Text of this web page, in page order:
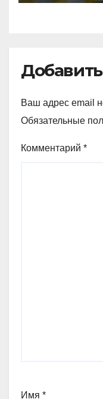
Ваш адрес email
Обязательные
Комментарий *
Имя *